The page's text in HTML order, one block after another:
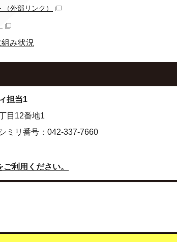
（外部リンク）
み状況
担当1
目12番地1
ミリ番号：042-337-7660
利用ください。